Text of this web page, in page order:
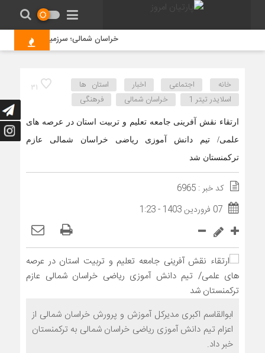
خراسان شمالی؛ سرزمین فرصت‌های
31 خانه اجتماعی اخبار
استان ها
اسلایدر تیتر 1
خراسان شمالی فرهنگی
ارتقاء نقش آفرینی جامعه تعلیم و تربیت استان در عرصه های
علمی/ تیم دانش آموزی ریاضی خراسان شمالی عازم
ترکمنستان شد
کد خبر : 6965
07 فروردین 1403 - 1:23
ابوالقاسم اکبری مدیرکل آموزش و پرورش خراسان شمالی از
اعزام تیم دانش آموزی ریاضی خراسان شمالی به ترکمنستان
خبر داد.